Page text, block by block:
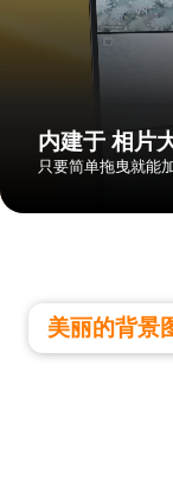
内建于 相片
只要简单拖曳就能
美丽的背景